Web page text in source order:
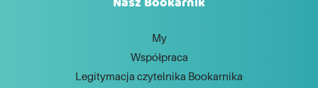
My
Współpraca
Legitymacja czytelnika Bookarnika